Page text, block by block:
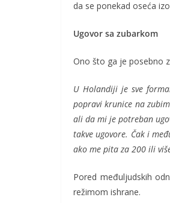
da se ponekad oseća
Ugovor sa zubarkom
Ono što ga je posebno
U Holandiji je sve
popravi krunice na
ali da mi je potreban
takve ugovore. Čak i
ako me pita za 200 ili
Pored međuljudskih
režimom ishrane.